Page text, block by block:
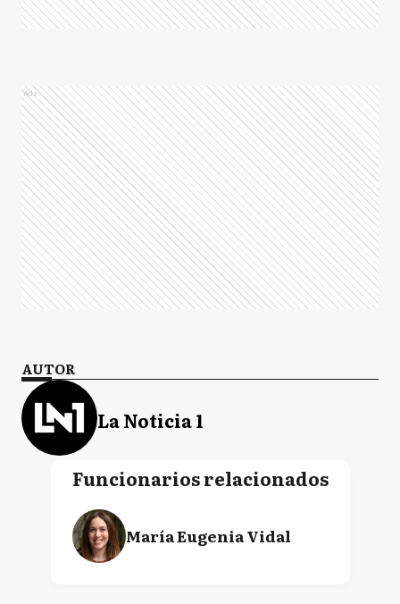
Ads
AUTOR
La Noticia 1
Funcionarios relacionados
María Eugenia Vidal